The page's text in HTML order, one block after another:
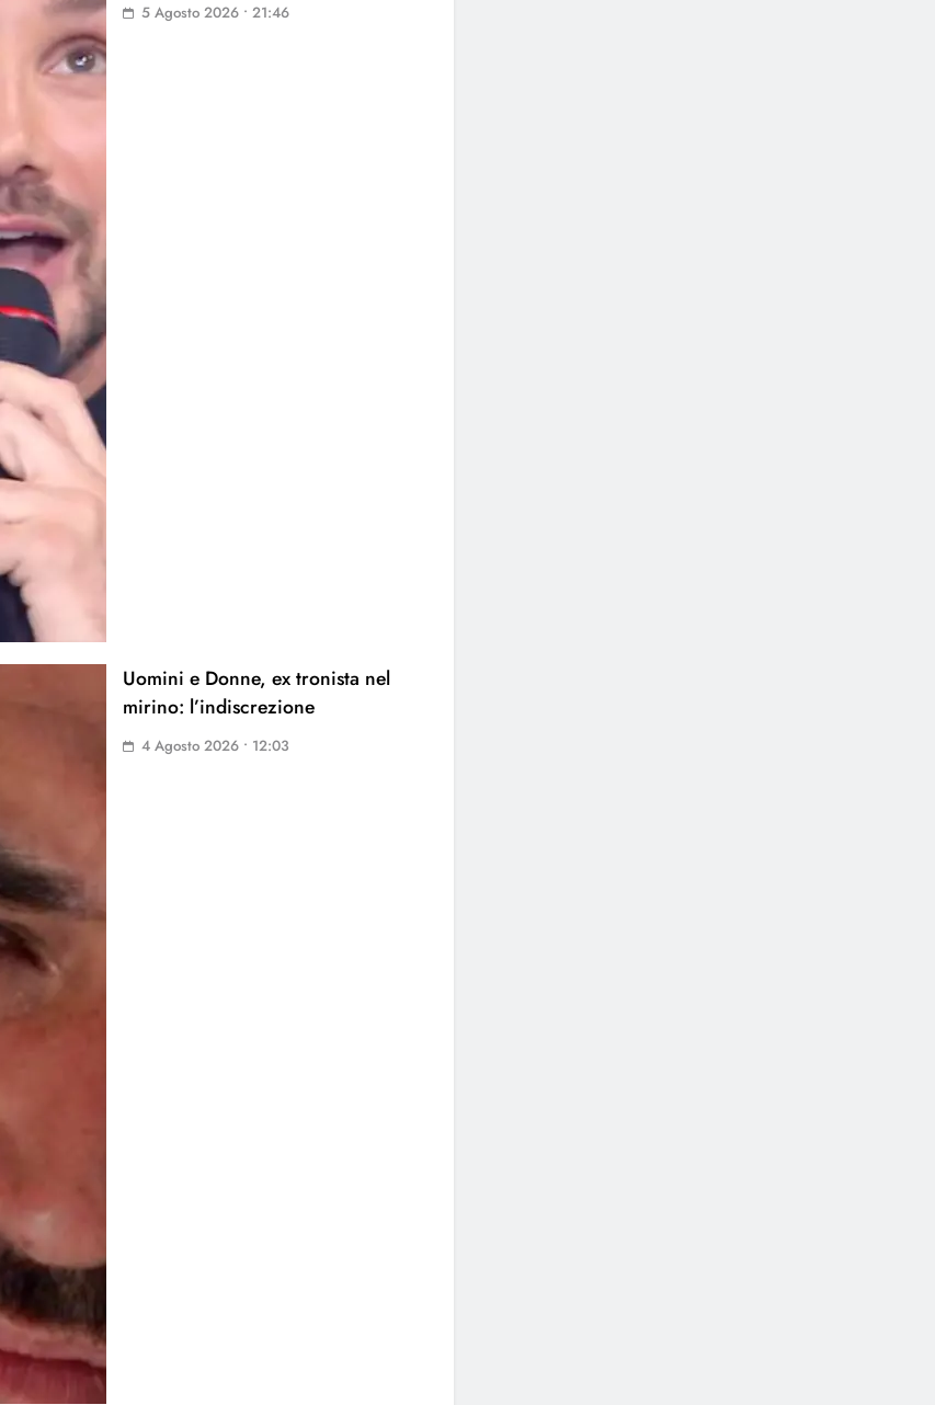
5 Agosto 2026 • 21:46
Uomini e Donne, ex tronista nel
mirino: l’indiscrezione
4 Agosto 2026 • 12:03